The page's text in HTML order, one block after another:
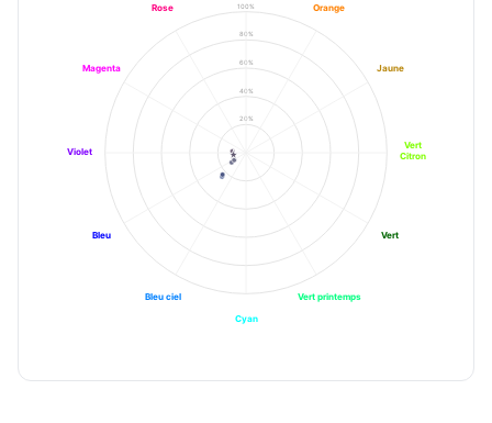
20%
40%
60%
80%
100% Orange
Jaune
Vert
Citron
Vert
Vert printemps
Cyan
Bleu ciel
Bleu
Violet
Magenta
Rose